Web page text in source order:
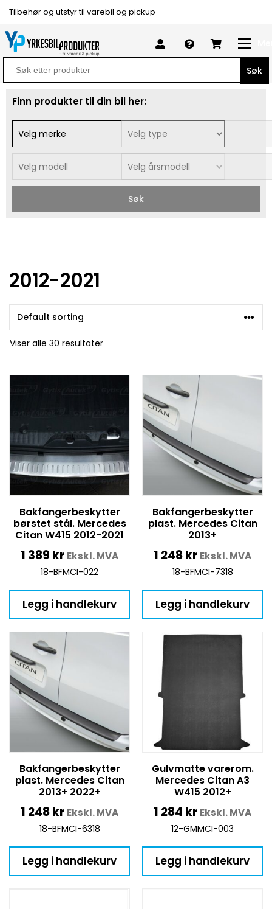
Tilbehør og utstyr til varebil og pickup
Search
for:
Finn produkter til din bil her:
Søk
2012-2021
Viser alle 30 resultater
Bakfangerbeskytter
børstet stål. Mercedes
Citan W415 2012-2021
1 389 kr Ekskl. MVA
18-BFMCI-022
Legg i handlekurv
Bakfangerbeskytter
plast. Mercedes Citan
2013+
1 248kr Ekskl. MVA
18-BFMCI-7318
Legg i handlekurv
Bakfangerbeskytter
plast. Mercedes Citan
2013+ 2022+
1 248kr Ekskl. MVA
18-BFMCI-6318
Legg i handlekurv
Gulvmatte varerom.
Mercedes Citan A3
W415 2012+
1 284 kr Ekskl. MVA
12-GMMCI-003
Legg i handlekurv